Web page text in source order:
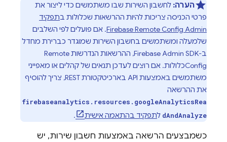
הערה: לחשבון השירות שבו משתמשים כדי ליצור את
פרטי הכניסה צריכות להיות ההרשאות שכלולות בתפקיד
Firebase Remote Config Admin. אם פועלים לפי השלבים
שלמעלה ומשתמשים בחשבון השירות שמוגדר כברירת מחדל
ב-FirebaseAdmin SDK , ההרשאות הנדרשותRemote
Configכלולות. אם רוצים לעדכן תנאים של קהלים או מאפייני
משתמשים באמצעות API בארכיטקטורת REST, צריך להוסיף
את ההרשאה
firebaseanalytics.resources.googleAnalyticsRea
dAndAnalyze לתפקיד בהתאמה אישית .
כשמבצעים הרשאה באמצעות חשבון שירות, יש